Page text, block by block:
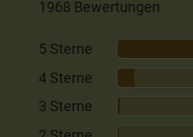
1968 Bewertungen
5 Sterne
4 Sterne
3 Sterne